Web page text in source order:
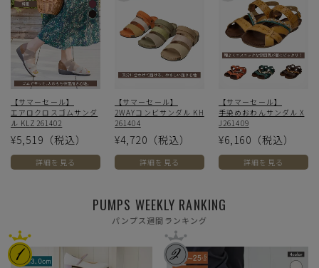
【サマーセール】
エアロクロスゴムサンダ
ル KLZ261402
¥5,519 （税込）
詳細を見る
【サマーセール】
2WAYコンビサンダル KH
261404
¥4,720 （税込）
詳細を見る
【サマーセール】
手染めおわんサンダル X
J261409
¥6,160 （税込）
詳細を見る
PUMPS WEEKLY RANKING
パンプス週間ランキング